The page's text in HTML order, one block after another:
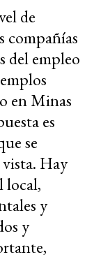
de
compañías
del empleo
en Minas
es
se
Hay
local,
y
y